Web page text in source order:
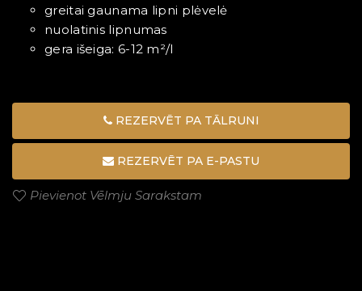
greitai gaunama lipni plėvelė
nuolatinis lipnumas
gera išeiga: 6-12 m²/l
REZERVĒT PA TĀLRUNI
REZERVĒT PA E-PASTU
Pievienot Vēlmju Sarakstam